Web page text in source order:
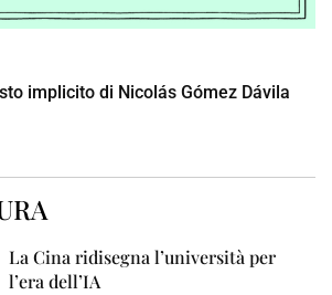
implicito di Nicolás Gómez Dávila
La Cina ridisegna l’università per
l’era dell’IA